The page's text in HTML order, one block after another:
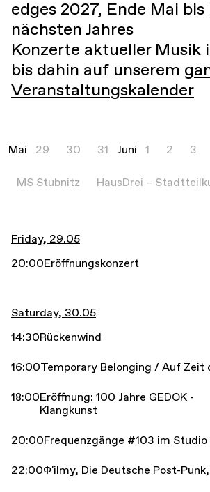
edges 2027, Ende Mai bis
nächsten Jahres
Konzerte aktueller Musik
bis dahin auf unserem
Veranstaltungskalender
Mai 29 30 31 Juni 1 2 3
MS Stubnitz HausDrei –
Friday, 29.05
20:00Eröffnungskonzert
Saturday, 30.05
14:30Rückenwind
16:00Temporary Belonging / Auf Zeit
18:00Eröffnung: 100 Jahre GEDOK -
Klangkunst
20:00Frequenzgänge #103 im Studio
22:00Ф'ilmy, Die Deutsche Post-